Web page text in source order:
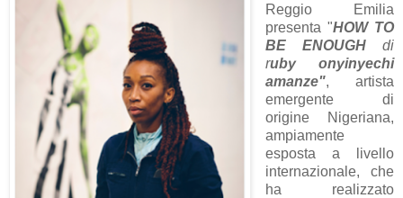
Reggio Emilia
presenta "HOW TO
BE ENOUGHdi
ruby onyinyechi
amanze", artista
emergente di
origine Nigeriana,
ampiamente
esposta a livello
internazionale, che
ha realizzato